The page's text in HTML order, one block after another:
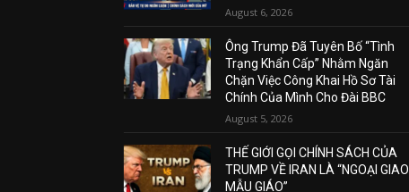
August 6, 2026
Ông Trump Đã Tuyên Bố “Tình
Trạng Khẩn Cấp” Nhằm Ngăn
Chặn Việc Công Khai Hồ Sơ Tài
Chính Của Mình Cho Đài BBC
August 5, 2026
THẾ GIỚI GỌI CHÍNH SÁCH CỦA
TRUMP VỀ IRAN LÀ “NGOẠI GIAO
MẪU GIÁO”